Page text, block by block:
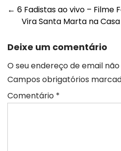
Post
navigation
← 6 Fadistas ao vivo – Filme
Vira Santa Marta na
Deixe um comentário
O seu endereço de email
Campos obrigatórios
Comentário *